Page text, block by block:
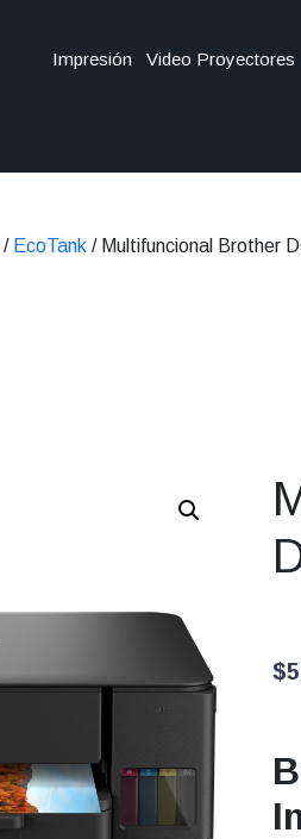
Impresión Video Proyectores
/ EcoTank / Multifuncional Brother
$